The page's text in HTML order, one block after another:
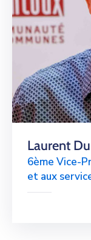
Laurent
6ème Vice-
et aux